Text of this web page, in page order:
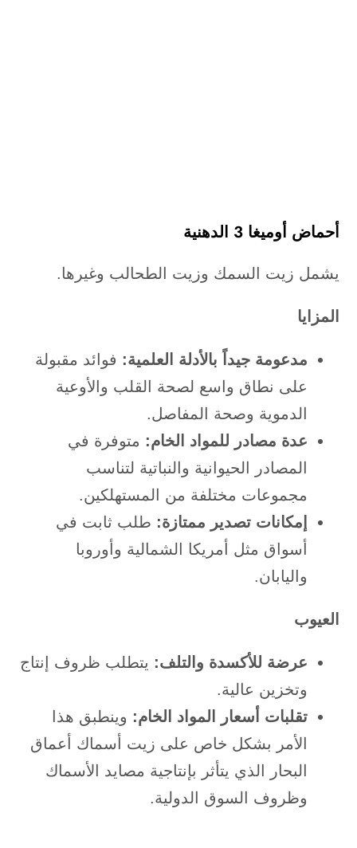
أحماض أوميغا 3 الدهنية
يشمل زيت السمك وزيت الطحالب وغيرها.
المزايا
مدعومة جيداً بالأدلة العلمية: فوائد مقبولة
على نطاق واسع لصحة القلب والأوعية
الدموية وصحة المفاصل.
عدة مصادر للمواد الخام: متوفرة في
المصادر الحيوانية والنباتية لتناسب
مجموعات مختلفة من المستهلكين.
إمكانات تصدير ممتازة: طلب ثابت في
أسواق مثل أمريكا الشمالية وأوروبا
واليابان.
العيوب
عرضة للأكسدة والتلف: يتطلب ظروف إنتاج
وتخزين عالية.
تقلبات أسعار المواد الخام: وينطبق هذا
الأمر بشكل خاص على زيت أسماك أعماق
البحار الذي يتأثر بإنتاجية مصايد الأسماك
وظروف السوق الدولية.